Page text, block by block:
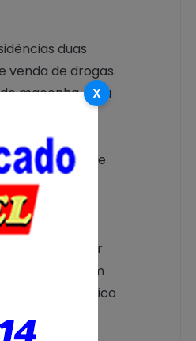
duas
venda de drogas.
maconha, e na
maconha.
de
uma ação da
esse Setor
ocasião em
e um por tráfico
X